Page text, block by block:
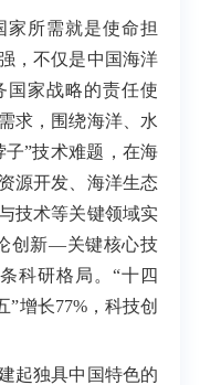
所需就是使命担
，不仅是中国海洋
国家战略的责任使
求，围绕海洋、水
”技术难题，在海
源开发、海洋生态
技术等关键领域实
创新—关键核心技
科研格局。“十四
”增长77%，科技创
独具中国特色的